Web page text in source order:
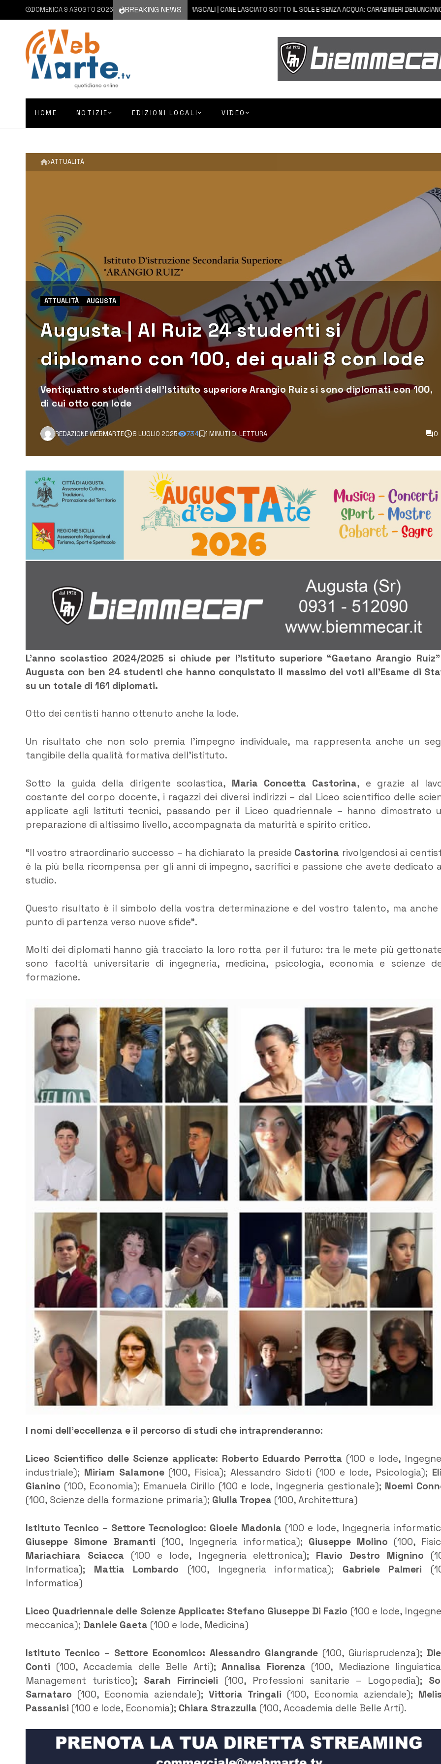
DOMENICA 9 AGOSTO 2026 BREAKING NEWS
9 AGOSTO 2026 MASCALI | CANE LASCIATO SOTTO IL SOLE E SENZA ACQUA: CARABINIERI DENUNCIANO
HOME NOTIZIE EDIZIONI LOCALI VIDEO
ATTUALITÀ
ATTUALITÀ AUGUSTA
Augusta | Al Ruiz 24 studenti si
diplomano con 100, dei quali 8 con lode
Ventiquattro studenti dell'Istituto superiore Arangio Ruiz si sono diplomati con 100,
di cui otto con lode
REDAZIONE WEBMARTE 8 LUGLIO 2025 734 1 MINUTI DI LETTURA 0
L’anno scolastico 2024/2025 si chiude per l’Istituto superiore “Gaetano Arangio
Augusta con ben 24 studenti che hanno conquistato il massimo dei voti all’Esame di
su un totale di 161 diplomati.
Otto dei centisti hanno ottenuto anche la lode.
Un risultato che non solo premia l’impegno individuale, ma rappresenta anche un
tangibile della qualità formativa dell’istituto.
Sotto la guida della dirigente scolastica, Maria Concetta Castorina, e grazie al
costante del corpo docente, i ragazzi dei diversi indirizzi – dal Liceo scientifico delle
applicate agli Istituti tecnici, passando per il Liceo quadriennale – hanno dimostrato
preparazione di altissimo livello, accompagnata da maturità e spirito critico.
“Il vostro straordinario successo – ha dichiarato la preside Castorina rivolgendosi ai
è la più bella ricompensa per gli anni di impegno, sacrifici e passione che avete dedicato
studio.
Questo risultato è il simbolo della vostra determinazione e del vostro talento, ma anche
punto di partenza verso nuove sfide”.
Molti dei diplomati hanno già tracciato la loro rotta per il futuro: tra le mete più
sono facoltà universitarie di ingegneria, medicina, psicologia, economia e scienze
formazione.
I nomi dell’eccellenza e il percorso di studi che intraprenderanno:
Liceo Scientifico delle Scienze applicate: Roberto Eduardo Perrotta (100 e lode,
industriale); Miriam Salamone(100, Fisica); Alessandro Sidoti (100 e lode, Psicologia);
Gianino (100, Economia); Emanuela Cirillo (100 e lode, Ingegneria gestionale); Noemi
(100, Scienze della formazione primaria); Giulia Tropea (100, Architettura)
Istituto Tecnico – Settore Tecnologico: Gioele Madonia (100 e lode, Ingegneria
Giuseppe Simone Bramanti (100, Ingegneria informatica); Giuseppe Molino (100,
Mariachiara Sciacca (100 e lode, Ingegneria elettronica); Flavio Destro Mignino
Informatica); Mattia Lombardo (100, Ingegneria informatica); Gabriele Palmeri
Informatica)
Liceo Quadriennale delle Scienze Applicate: Stefano Giuseppe Di Fazio (100 e lode,
meccanica); Daniele Gaeta (100 e lode, Medicina)
Istituto Tecnico – Settore Economico: Alessandro Giangrande (100, Giurisprudenza);
Conti (100, Accademia delle Belle Arti);Annalisa Fiorenza (100, Mediazione
Management turistico); Sarah Firrincieli (100, Professioni sanitarie – Logopedia);
Sarnataro (100, Economia aziendale); Vittoria Tringali (100, Economia aziendale);
Passanisi (100 e lode, Economia); Chiara Strazzulla (100, Accademia delle Belle Arti).